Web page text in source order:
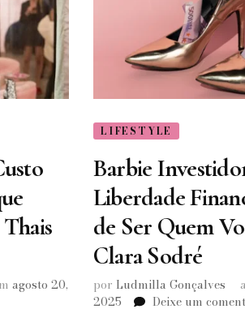
agosto 20,
LIFESTYLE
Barbie
Liberdade
de Ser Quem
Clara Sodré
por Ludmilla Gonçalves
2025
Deixe um